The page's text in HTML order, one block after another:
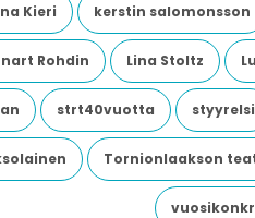
Kieri kerstin salomonsson
Rohdin Lina Stoltz
strt40vuotta styyrelsi
Tornionlaakson